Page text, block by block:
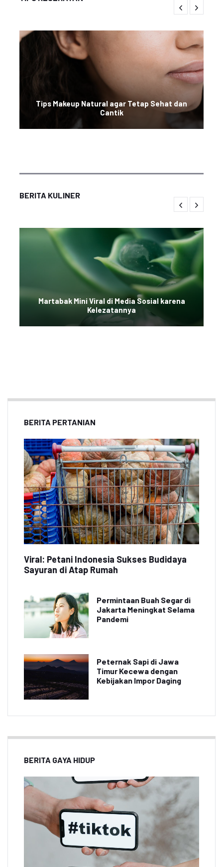
Tips Makeup Natural agar Tetap Sehat dan
Cantik
BERITA KULINER
Martabak Mini Viral di Media Sosial karena
Kelezatannya
BERITA PERTANIAN
Viral: Petani Indonesia Sukses Budidaya
Sayuran di Atap Rumah
Permintaan Buah Segar di
Jakarta Meningkat Selama
Pandemi
Peternak Sapi di Jawa
Timur Kecewa dengan
Kebijakan Impor Daging
BERITA GAYA HIDUP